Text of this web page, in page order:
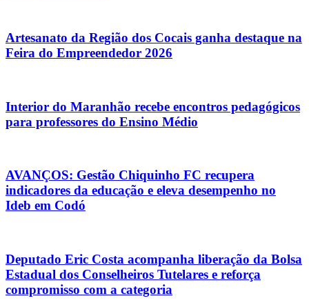
Artesanato da Região dos Cocais ganha destaque na
Feira do Empreendedor 2026
Interior do Maranhão recebe encontros pedagógicos
para professores do Ensino Médio
AVANÇOS: Gestão Chiquinho FC recupera
indicadores da educação e eleva desempenho no
Ideb em Codó
Deputado Eric Costa acompanha liberação da Bolsa
Estadual dos Conselheiros Tutelares e reforça
compromisso com a categoria